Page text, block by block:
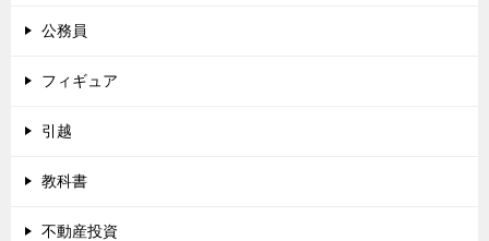
公務員
フィギュア
引越
教科書
不動産投資